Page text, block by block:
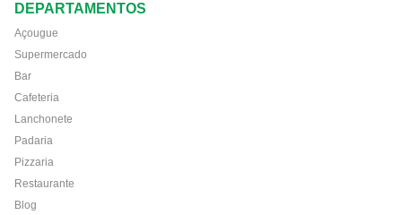
DEPARTAMENTOS
Açougue
Supermercado
Bar
Cafeteria
Lanchonete
Padaria
Pizzaria
Restaurante
Blog